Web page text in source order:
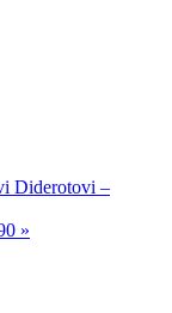
Diderotovi –
»